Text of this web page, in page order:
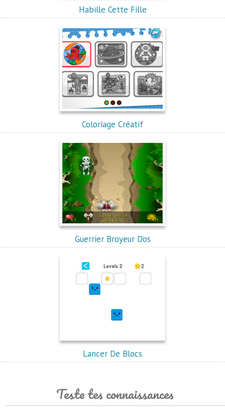
Habille Cette Fille
Coloriage Créatif
Guerrier Broyeur D’os
Lancer De Blocs
Teste tes connaissances